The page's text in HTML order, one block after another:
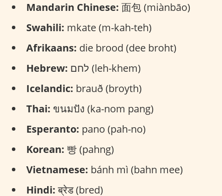
Mandarin Chinese: 面包 (miànbāo)
Swahili: mkate (m-kah-teh)
Afrikaans: die brood (dee broht)
Hebrew:
לחם (leh-khem)
Icelandic: brauð (broyth)
Thai: ขนมปัง (ka-nom pang)
Esperanto: pano (pah-no)
Korean: 빵 (pahng)
Vietnamese: bánh mì (bahn mee)
Hindi:ब्रेड (bred)